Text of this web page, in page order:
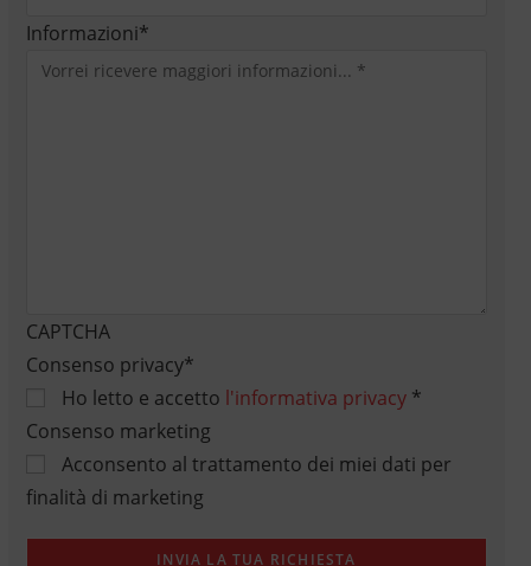
Informazioni*
CAPTCHA
Consenso privacy*
Ho letto e accetto l'informativa privacy*
Consenso marketing
Acconsento al trattamento dei miei dati per
finalità di marketing